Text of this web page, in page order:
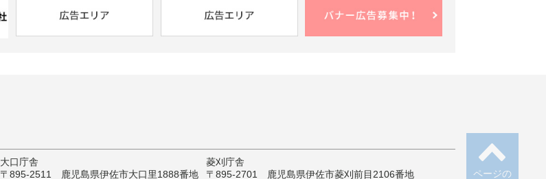
ページの
大口庁舎
〒895-2511 鹿児島県伊佐市大口里1888番地
菱刈庁舎
〒895-2701 鹿児島県伊佐市菱刈前目2106番地